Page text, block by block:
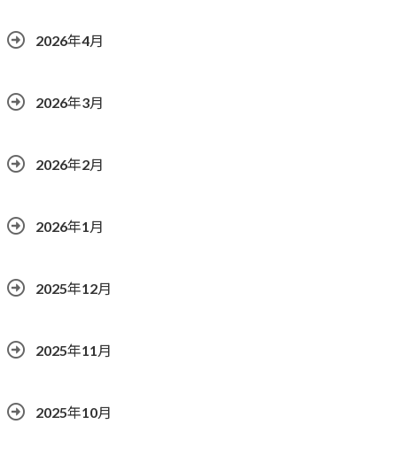
2026年4月
2026年3月
2026年2月
2026年1月
2025年12月
2025年11月
2025年10月